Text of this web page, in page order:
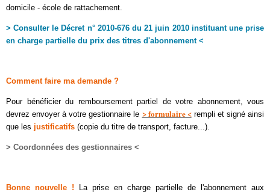
domicile - école de rattachement.
> Consulter le Décret n° 2010-676 du 21 juin 2010 instituant une prise
en charge partielle du prix des titres d'abonnement <
Comment faire ma demande ?
Pour bénéficier du remboursement partiel de votre abonnement, vous
devrez envoyer à votre gestionnaire le > formulaire <rempli et signé ainsi
que les justificatifs (copie du titre de transport, facture...).
> Coordonnées des gestionnaires <
Bonne nouvelle ! La prise en charge partielle de l'abonnement aux